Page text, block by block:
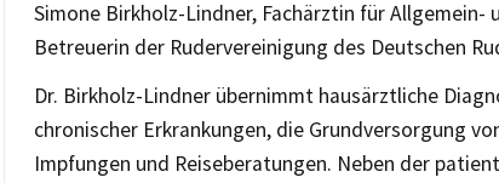
Simone Birkholz-Lindner, Fachärztin für
Betreuerin der Rudervereinigung des Deutschen
Dr. Birkholz-Lindner übernimmt hausärztliche
chronischer Erkrankungen, die Grundversorgung
Impfungen und Reiseberatungen. Neben der